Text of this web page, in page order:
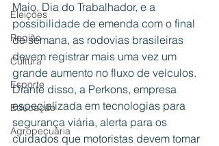
Eleições
Região
Cultura
Esporte
Educação
Agropecuária
Maio, Dia do Trabalhador, e a
possibilidade de emenda com o final
de semana, as rodovias brasileiras
devem registrar mais uma vez um
grande aumento no fluxo de veículos.
Diante disso, a Perkons, empresa
especializada em tecnologias para
segurança viária, alerta para os
cuidados que motoristas devem tomar